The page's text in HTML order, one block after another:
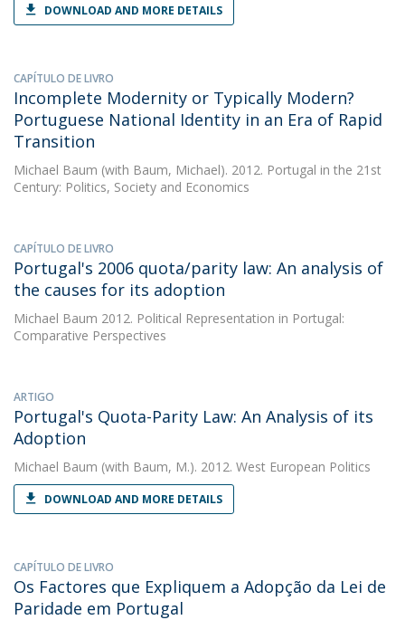
DOWNLOAD AND MORE DETAILS
CAPÍTULO DE LIVRO
Incomplete Modernity or Typically Modern?
Portuguese National Identity in an Era of Rapid
Transition
Michael Baum (with Baum, Michael). 2012. Portugal in the 21st
Century: Politics, Society and Economics
CAPÍTULO DE LIVRO
Portugal's 2006 quota/parity law: An analysis of
the causes for its adoption
Michael Baum 2012. Political Representation in Portugal:
Comparative Perspectives
ARTIGO
Portugal's Quota-Parity Law: An Analysis of its
Adoption
Michael Baum (with Baum, M.). 2012. West European Politics
DOWNLOAD AND MORE DETAILS
CAPÍTULO DE LIVRO
Os Factores que Expliquem a Adopção da Lei de
Paridade em Portugal